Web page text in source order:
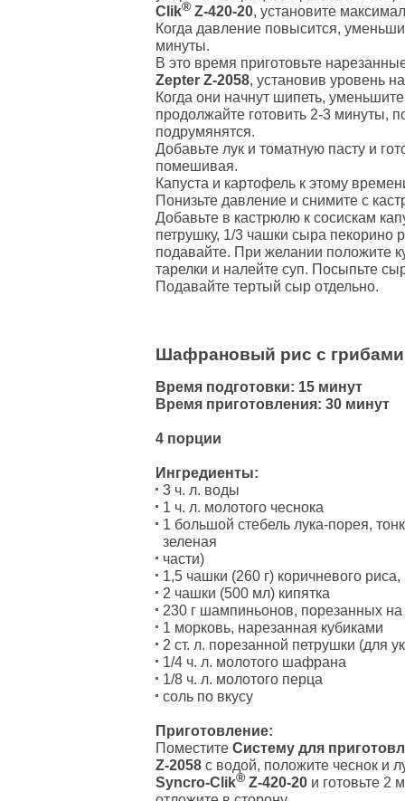
Clik® Z-420-20, установите
Когда давление повысится,
минуты.
В это время приготовьте
Zepter Z-2058, установив уровень
Когда они начнут шипеть,
продолжайте готовить 2-3 минуты,
подрумянятся.
Добавьте лук и томатную пасту и
помешивая.
Капуста и картофель к этому
Понизьте давление и снимите с
Добавьте в кастрюлю к сосискам
петрушку, 1/3 чашки сыра пекорино
подавайте. При желании положите
тарелки и налейте суп. Посыпьте
Подавайте тертый сыр отдельно.
Шафрановый рис с
Время подготовки: 15 минут
Время приготовления: 30 минут
4 порции
Ингредиенты:
3 ч. л. воды
1 ч. л. молотого чеснока
1 большой стебель лука-порея,
зеленая
части)
1,5 чашки (260 г) коричневого
2 чашки (500 мл) кипятка
230 г шампиньонов, порезанных на
1 морковь, нарезанная кубиками
2 ст. л. порезанной петрушки (для
1/4 ч. л. молотого шафрана
1/8 ч. л. молотого перца
соль по вкусу
Приготовление:
Поместите Систему для
Z-2058 с водой, положите чеснок и
Syncro-Clik® Z-420-20 и готовьте 2